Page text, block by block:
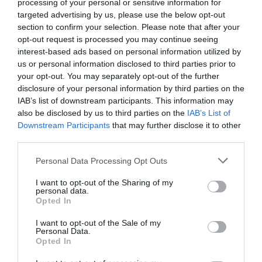
processing of your personal or sensitive information for
targeted advertising by us, please use the below opt-out
section to confirm your selection. Please note that after your
opt-out request is processed you may continue seeing
interest-based ads based on personal information utilized by
us or personal information disclosed to third parties prior to
your opt-out. You may separately opt-out of the further
disclosure of your personal information by third parties on the
IAB’s list of downstream participants. This information may
also be disclosed by us to third parties on the IAB’s List of
Downstream Participants that may further disclose it to other
Personal Data Processing Opt Outs
I want to opt-out of the Sharing of my
personal data.
Opted In
I want to opt-out of the Sale of my
Personal Data.
Opted In
suspendre plusieurs fois leurs plongées dans le
dédale de couloirs submergés, avant de les reprendre,
quand l’épave reprend une position stabilisée.